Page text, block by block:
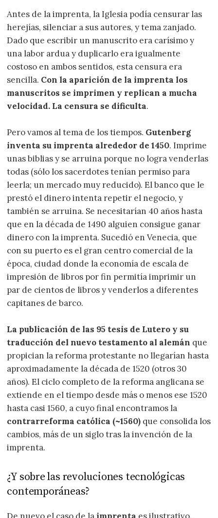
Antes de la imprenta, la Iglesia podía censurar las
herejías, silenciar a sus autores, y tema zanjado.
Dado que escribir un manuscrito era carísimo y
una labor ardua y duplicarlo era igualmente
costoso en ambos sentidos, esta censura era
sencilla. Con la aparición de la imprenta los
manuscritos se imprimen y replican a mucha
velocidad. La censura se dificulta.
Pero vamos al tema de los tiempos. Gutenberg
inventa su imprenta alrededor de 1450. Imprime
unas biblias y se arruina porque no logra venderlas
todas (sólo los sacerdotes tenían permiso para
leerla; un mercado muy reducido). El banco que le
prestó el dinero intenta repetir el negocio, y
también se arruina. Se necesitarían 40 años hasta
que en la década de 1490 alguien consigue ganar
dinero con la imprenta. Sucedió en Venecia, que
con su puerto es el gran centro comercial de la
época, ciudad donde la economía de escala de
impresión de libros por fin permitía imprimir un
par de cientos de libros y venderlos a diferentes
capitanes de barco.
La publicación de las 95 tesis de Lutero y su
traducción del nuevo testamento al alemán que
propician la reforma protestante no llegarían hasta
aproximadamente la década de 1520 (otros 30
años). El ciclo completo de la reforma anglicana se
extiende en el tiempo desde más o menos ese 1520
hasta casi 1560, a cuyo final encontramos la
contrarreforma católica (~1560) que consolida los
cambios, más de un siglo tras la invención de la
imprenta.
¿Y sobre las revoluciones tecnológicas
contemporáneas?